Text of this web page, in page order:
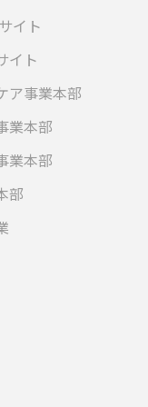
イト
イト
ア事業本部
業本部
業本部
部